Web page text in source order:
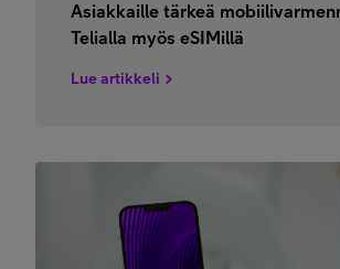
Asiakkaille tärkeä
Telialla myös eSIMillä
Lue artikkeli